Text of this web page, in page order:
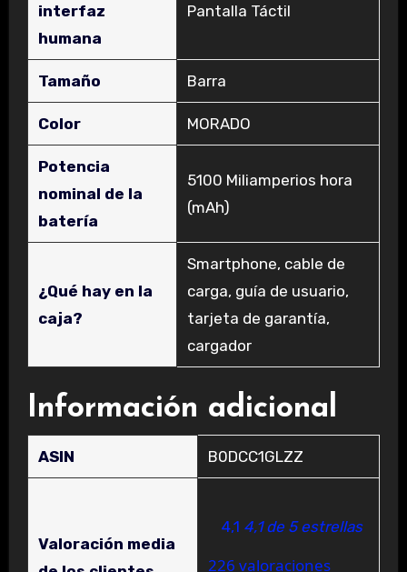
interfaz
humana
‎Pantalla Táctil
Tamaño ‎Barra
Color ‎MORADO
Potencia
nominal de la
batería
‎5100 Miliamperios hora
(mAh)
¿Qué hay en la
caja?
‎Smartphone, cable de
carga, guía de usuario,
tarjeta de garantía,
cargador
Información adicional
ASIN B0DCC1GLZZ
Valoración media
4,1 4,1 de 5 estrellas
226 valoraciones